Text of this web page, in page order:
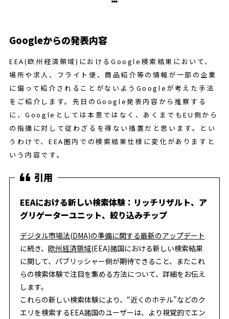
Googleからの発表内容
EEA(欧州経済領域)におけるGoogle検索結果において、
場所や求人、フライト便、商品紹介等の情報が一部の企業
に偏って紹介されることがないようGoogleが考えた手法
をご紹介します。先日のGoogle発表内容から推察する
に、Googleとしては本意ではなく、あくまでもEU側から
の指摘に対して従わざるを得ない措置だと思います。とい
うわけで、EEA圏内での検索結果仕様に変化がありますと
いう内容です。
EEAにおける新しい検索体験：リッチリザルト、ア
グリゲーターユニット、絞り込みチップ
デジタル市場法(DMA)の準備に関する最新のアップデート
に続き、 欧州経済領域(EEA)諸国における新しい検索結果
に関して、パブリッシャー側が期待できること、またこれ
らの検索体験で注目を集める方法について、詳細をお伝え
します。
これらの新しい検索体験により、“近くのホテル”などのク
エリを検索するEEA諸国のユーザーは、より視覚的でエン